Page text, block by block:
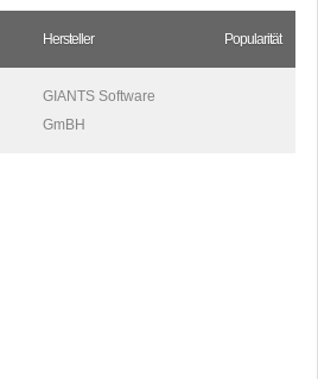
Hersteller Popularität
GIANTS Software
GmBH